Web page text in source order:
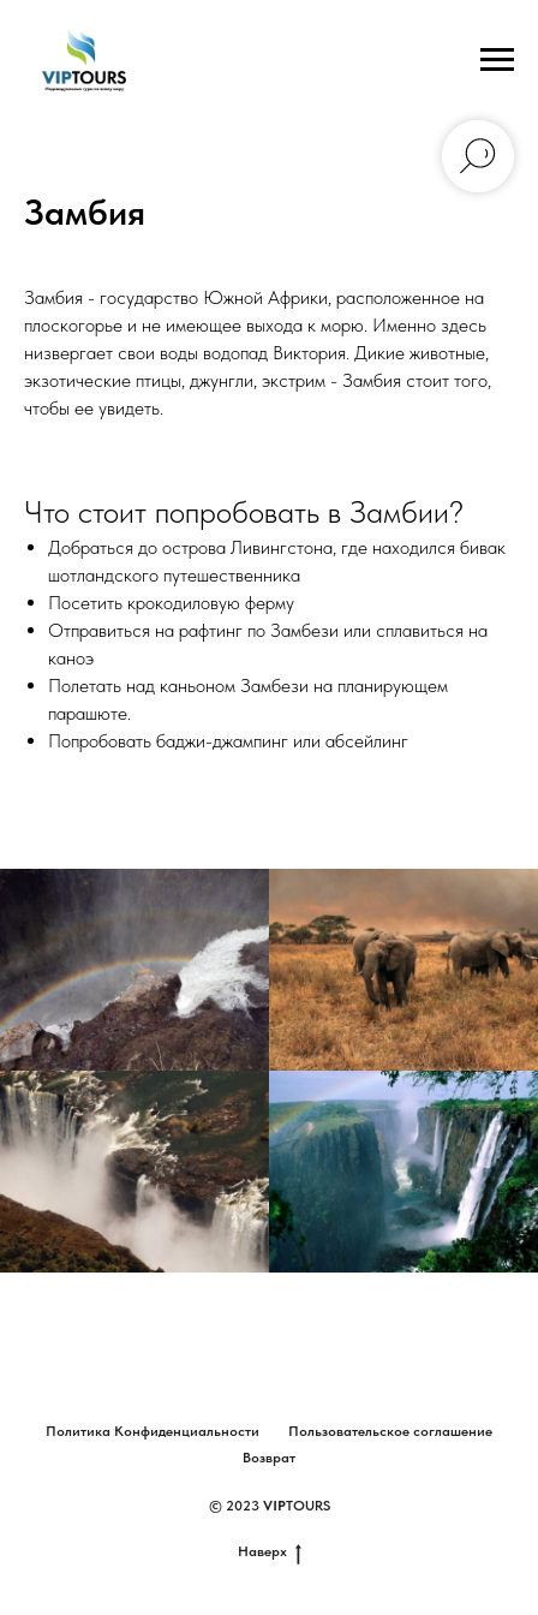
Замбия
Замбия - государство Южной Африки, расположенное на
плоскогорье и не имеющее выхода к морю. Именно здесь
низвергает свои воды водопад Виктория. Дикие животные,
экзотические птицы, джунгли, экстрим - Замбия стоит того,
чтобы ее увидеть.
Что стоит попробовать в Замбии?
Добраться до острова Ливингстона, где находился бивак
шотландского путешественника
Посетить крокодиловую ферму
Отправиться на рафтинг по Замбези или сплавиться на
каноэ
Полетать над каньоном Замбези на планирующем
парашюте.
Попробовать баджи-джампинг или абсейлинг
Политика Конфиденциальности
Пользовательское соглашение
Возврат
© 2023 VIPTOURS
Наверх